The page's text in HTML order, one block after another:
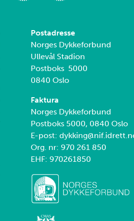
Postadresse
Norges Dykkeforbund
Ullevål Stadion
Postboks 5000
0840 Oslo
Faktura
Norges Dykkeforbund
Postboks 5000, 0840 Oslo
E-post:
Org. nr: 970 261 850
EHF: 970261850